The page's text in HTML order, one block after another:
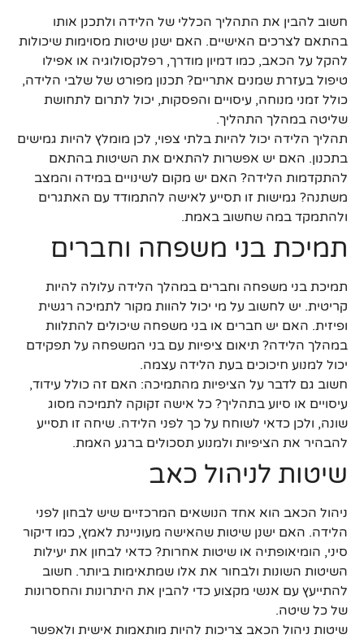
חשוב להבין את התהליך הכללי של הלידה ולתכנן אותו
בהתאם לצרכים האישיים. האם ישנן שיטות מסוימות שיכולות
להקל על הכאב, כמו דמיון מודרך, רפלקסולוגיה או אפילו
טיפול בעזרת שמנים אתריים? תכנון מפורט של שלבי הלידה,
כולל זמני מנוחה, עיסויים והפסקות, יכול לתרום לתחושת
שליטה במהלך התהליך.
תהליך הלידה יכול להיות בלתי צפוי, לכן מומלץ להיות גמישים
בתכנון. האם יש אפשרות להתאים את השיטות בהתאם
להתקדמות הלידה? האם יש מקום לשינויים במידה והמצב
משתנה? גמישות זו תסייע לאישה להתמודד עם האתגרים
ולהתמקד במה שחשוב באמת.
תמיכת בני משפחה וחברים
תמיכת בני משפחה וחברים במהלך הלידה עלולה להיות
קריטית. יש לחשוב על מי יכול להוות מקור לתמיכה רגשית
ופיזית. האם יש חברים או בני משפחה שיכולים להתלוות
במהלך הלידה? תיאום ציפיות עם בני המשפחה על תפקידם
יכול למנוע חיכוכים בעת הלידה עצמה.
חשוב גם לדבר על הציפיות מהתמיכה: האם זה כולל עידוד,
עיסויים או סיוע בתהליך? כל אישה זקוקה לתמיכה מסוג
שונה, ולכן כדאי לשוחח על כך לפני הלידה. שיחה זו תסייע
להבהיר את הציפיות ולמנוע תסכולים ברגע האמת.
שיטות לניהול כאב
ניהול הכאב הוא אחד הנושאים המרכזיים שיש לבחון לפני
הלידה. האם ישנן שיטות שהאישה מעוניינת לאמץ, כמו דיקור
סיני, הומיאופתיה או שיטות אחרות? כדאי לבחון את יעילות
השיטות השונות ולבחור את אלו שמתאימות ביותר. חשוב
להתייעץ עם אנשי מקצוע כדי להבין את היתרונות והחסרונות
של כל שיטה.
שיטות ניהול הכאב צריכות להיות מותאמות אישית ולאפשר